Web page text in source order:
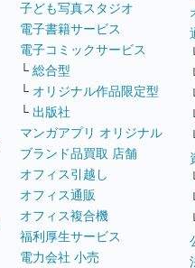
子ども写真スタジオ
電子書籍サービス
電子コミックサービス
└ 総合型
└ オリジナル作品限定型
└ 出版社
マンガアプリ オリジナル
ブランド品買取 店舗
オフィス引越し
オフィス通販
オフィス複合機
福利厚生サービス
電力会社 小売